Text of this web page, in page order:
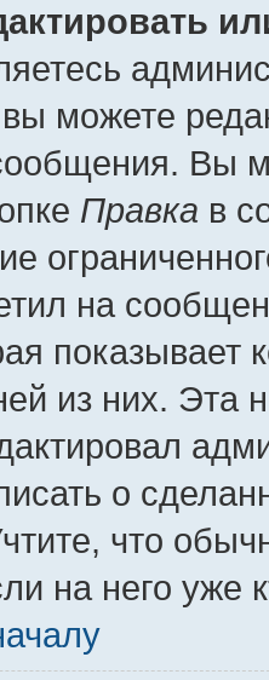
можете
Вы
Правка в
на
показывает
из них. Эта
о
что
на него уже